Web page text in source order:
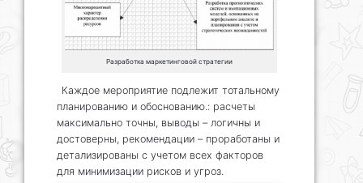
Разработка маркетинговой стратегии
Каждое мероприятие подлежит тотальному
планированию и обоснованию.: расчеты
максимально точны, выводы – логичны и
достоверны, рекомендации – проработаны и
детализированы с учетом всех факторов
для минимизации рисков и угроз.